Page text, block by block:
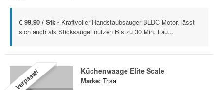
€ 99,90 / Stk - Kraftvoller Handstaubsauger BLDC-Motor, lässt
sich auch als Sticksauger nutzen Bis zu 30 Min. Lau...
Verpasst! Küchenwaage Elite Scale
Marke: Trisa